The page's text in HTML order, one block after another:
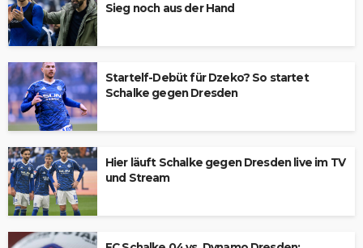
Sieg noch aus der Hand
Startelf-Debüt für Dzeko? So startet
Schalke gegen Dresden
Hier läuft Schalke gegen Dresden live im TV
und Stream